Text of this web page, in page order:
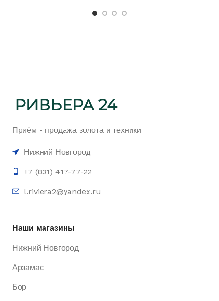
Приём - продажа золота и техники
Нижний Новгород
+7 (831) 417-77-22
l.riviera2@yandex.ru
Наши магазины
Нижний Новгород
Арзамас
Бор